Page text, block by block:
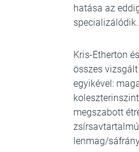
hatása az
specializálódik.
Kris-Etherton
összes
egyikével:
megszabott
lenmag/